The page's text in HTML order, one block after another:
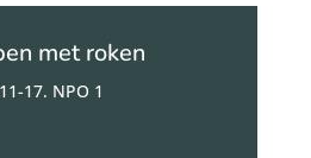
met roken
17. NPO 1